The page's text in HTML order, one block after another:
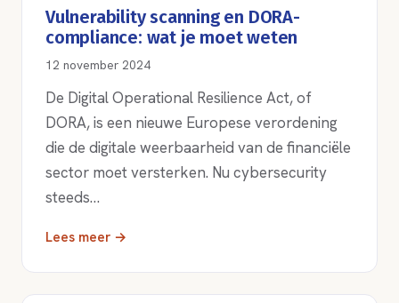
Vulnerability scanning en DORA-
compliance: wat je moet weten
12 november 2024
De Digital Operational Resilience Act, of
DORA, is een nieuwe Europese verordening
die de digitale weerbaarheid van de financiële
sector moet versterken. Nu cybersecurity
steeds…
Lees meer →